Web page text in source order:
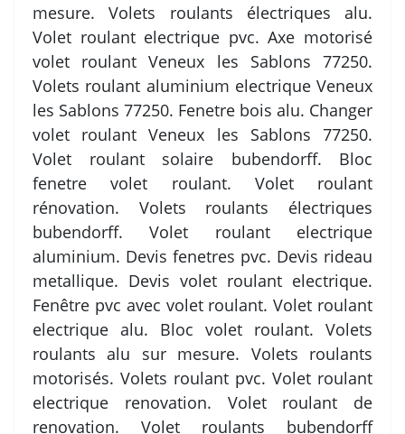
mesure. Volets roulants électriques alu.
Volet roulant electrique pvc. Axe motorisé
volet roulant Veneux les Sablons 77250.
Volets roulant aluminium electrique Veneux
les Sablons 77250. Fenetre bois alu. Changer
volet roulant Veneux les Sablons 77250.
Volet roulant solaire bubendorff. Bloc
fenetre volet roulant. Volet roulant
rénovation. Volets roulants électriques
bubendorff. Volet roulant electrique
aluminium. Devis fenetres pvc. Devis rideau
metallique. Devis volet roulant electrique.
Fenêtre pvc avec volet roulant. Volet roulant
electrique alu. Bloc volet roulant. Volets
roulants alu sur mesure. Volets roulants
motorisés. Volets roulant pvc. Volet roulant
electrique renovation. Volet roulant de
renovation. Volet roulants bubendorff